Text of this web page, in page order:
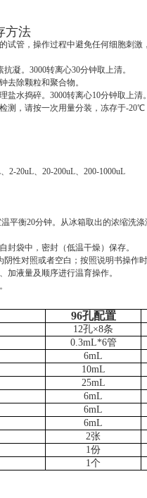
方法
试管，操作过程中避免任何细胞刺
凝。3000转离心30分钟取上清。
去除颗粒和聚合物。
水捣碎。3000转离心10分钟取上清。
测，请按一次用量分装，冻存于-
2-20uL、20-200uL、200-1000uL
平衡20分钟。从冰箱取出的浓缩洗
封袋中，密封（低温干燥）保存。
性对照或者空白；按照说明书操作
加液量及顺序进行温育操作。
96孔配置
12孔×8条
0.3mL*6管
6mL
10mL
25mL
6mL
6mL
6mL
2张
1份
1个